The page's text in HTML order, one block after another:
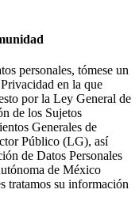
personales, tómese un
en la que
por la Ley General de
de los Sujetos
Generales de
Público (LG), así
de Datos Personales
de México
su información